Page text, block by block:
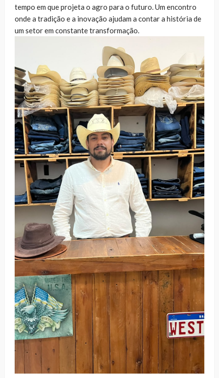
tempo em que projeta o agro para o futuro. Um encontro
onde a tradição e a inovação ajudam a contar a história de
um setor em constante transformação.